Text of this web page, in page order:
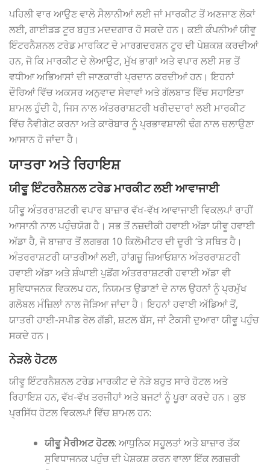
ਪਹਿਲੀ ਵਾਰ ਆਉਣ ਵਾਲੇ ਸੈਲਾਨੀਆਂ ਲਈ ਜਾਂ ਮਾਰਕੀਟ ਤੋਂ ਅਣਜਾਣ ਲੋਕਾਂ
ਲਈ, ਗਾਈਡਡ ਟੂਰ ਬਹੁਤ ਮਦਦਗਾਰ ਹੋ ਸਕਦੇ ਹਨ। ਕਈ ਕੰਪਨੀਆਂ ਯੀਵੂ
ਇੰਟਰਨੈਸ਼ਨਲ ਟਰੇਡ ਮਾਰਕਿਟ ਦੇ ਮਾਰਗਦਰਸ਼ਨ ਟੂਰ ਦੀ ਪੇਸ਼ਕਸ਼ ਕਰਦੀਆਂ
ਹਨ, ਜੋ ਕਿ ਮਾਰਕੀਟ ਦੇ ਲੇਆਉਟ, ਮੁੱਖ ਭਾਗਾਂ ਅਤੇ ਵਪਾਰ ਲਈ ਸਭ ਤੋਂ
ਵਧੀਆ ਅਭਿਆਸਾਂ ਦੀ ਜਾਣਕਾਰੀ ਪ੍ਰਦਾਨ ਕਰਦੀਆਂ ਹਨ। ਇਹਨਾਂ
ਦੌਰਿਆਂ ਵਿੱਚ ਅਕਸਰ ਅਨੁਵਾਦ ਸੇਵਾਵਾਂ ਅਤੇ ਗੱਲਬਾਤ ਵਿੱਚ ਸਹਾਇਤਾ
ਸ਼ਾਮਲ ਹੁੰਦੀ ਹੈ, ਜਿਸ ਨਾਲ ਅੰਤਰਰਾਸ਼ਟਰੀ ਖਰੀਦਦਾਰਾਂ ਲਈ ਮਾਰਕੀਟ
ਵਿੱਚ ਨੈਵੀਗੇਟ ਕਰਨਾ ਅਤੇ ਕਾਰੋਬਾਰ ਨੂੰ ਪ੍ਰਭਾਵਸ਼ਾਲੀ ਢੰਗ ਨਾਲ ਚਲਾਉਣਾ
ਆਸਾਨ ਹੋ ਜਾਂਦਾ ਹੈ।
ਯਾਤਰਾ ਅਤੇ ਰਿਹਾਇਸ਼
ਯੀਵੂ ਇੰਟਰਨੈਸ਼ਨਲ ਟਰੇਡ ਮਾਰਕੀਟ ਲਈ ਆਵਾਜਾਈ
ਯੀਵੂ ਅੰਤਰਰਾਸ਼ਟਰੀ ਵਪਾਰ ਬਾਜ਼ਾਰ ਵੱਖ-ਵੱਖ ਆਵਾਜਾਈ ਵਿਕਲਪਾਂ ਰਾਹੀਂ
ਆਸਾਨੀ ਨਾਲ ਪਹੁੰਚਯੋਗ ਹੈ। ਸਭ ਤੋਂ ਨਜ਼ਦੀਕੀ ਹਵਾਈ ਅੱਡਾ ਯੀਵੂ ਹਵਾਈ
ਅੱਡਾ ਹੈ, ਜੋ ਬਾਜ਼ਾਰ ਤੋਂ ਲਗਭਗ 10 ਕਿਲੋਮੀਟਰ ਦੀ ਦੂਰੀ ‘ਤੇ ਸਥਿਤ ਹੈ।
ਅੰਤਰਰਾਸ਼ਟਰੀ ਯਾਤਰੀਆਂ ਲਈ, ਹਾਂਗਜ਼ੂ ਜ਼ਿਆਓਸ਼ਾਨ ਅੰਤਰਰਾਸ਼ਟਰੀ
ਹਵਾਈ ਅੱਡਾ ਅਤੇ ਸ਼ੰਘਾਈ ਪੁਡੋਂਗ ਅੰਤਰਰਾਸ਼ਟਰੀ ਹਵਾਈ ਅੱਡਾ ਵੀ
ਸੁਵਿਧਾਜਨਕ ਵਿਕਲਪ ਹਨ, ਨਿਯਮਤ ਉਡਾਣਾਂ ਦੇ ਨਾਲ ਉਹਨਾਂ ਨੂੰ ਪ੍ਰਮੁੱਖ
ਗਲੋਬਲ ਮੰਜ਼ਿਲਾਂ ਨਾਲ ਜੋੜਿਆ ਜਾਂਦਾ ਹੈ। ਇਹਨਾਂ ਹਵਾਈ ਅੱਡਿਆਂ ਤੋਂ,
ਯਾਤਰੀ ਹਾਈ-ਸਪੀਡ ਰੇਲ ਗੱਡੀ, ਸ਼ਟਲ ਬੱਸ, ਜਾਂ ਟੈਕਸੀ ਦੁਆਰਾ ਯੀਵੂ ਪਹੁੰਚ
ਸਕਦੇ ਹਨ।
ਨੇੜਲੇ ਹੋਟਲ
ਯੀਵੂ ਇੰਟਰਨੈਸ਼ਨਲ ਟਰੇਡ ਮਾਰਕੀਟ ਦੇ ਨੇੜੇ ਬਹੁਤ ਸਾਰੇ ਹੋਟਲ ਅਤੇ
ਰਿਹਾਇਸ਼ ਹਨ, ਵੱਖ-ਵੱਖ ਤਰਜੀਹਾਂ ਅਤੇ ਬਜਟਾਂ ਨੂੰ ਪੂਰਾ ਕਰਦੇ ਹਨ। ਕੁਝ
ਪ੍ਰਸਿੱਧ ਹੋਟਲ ਵਿਕਲਪਾਂ ਵਿੱਚ ਸ਼ਾਮਲ ਹਨ:
ਯੀਵੂ ਮੈਰੀਅਟ ਹੋਟਲ: ਆਧੁਨਿਕ ਸਹੂਲਤਾਂ ਅਤੇ ਬਾਜ਼ਾਰ ਤੱਕ
ਸੁਵਿਧਾਜਨਕ ਪਹੁੰਚ ਦੀ ਪੇਸ਼ਕਸ਼ ਕਰਨ ਵਾਲਾ ਇੱਕ ਲਗਜ਼ਰੀ